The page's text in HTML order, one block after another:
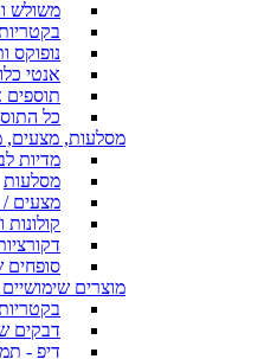
משולש
נופוקס
אנטי
תוספים
כל
מסלעות, מצעים,
מדיות
מסלעות
מצעים /
קולונות
סופחים
מוצרים שימושיים
דבקים
דיפ -